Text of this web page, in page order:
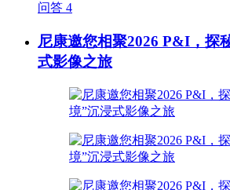
问答 4
尼康邀您相聚2026 P&I，探
式影像之旅